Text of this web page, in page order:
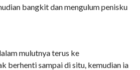
bangkit dan mengulum penisku
mulutnya terus ke
berhenti sampai di situ, kemudian ia